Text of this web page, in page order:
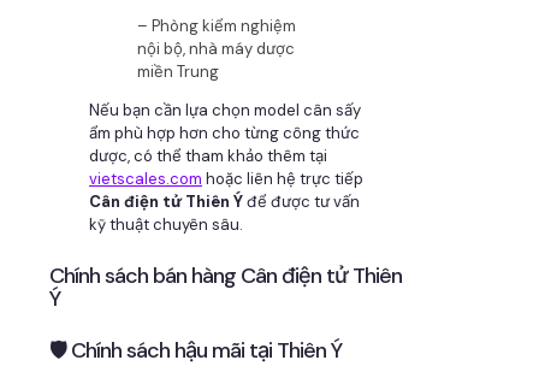
– Phòng kiểm nghiệm
nội bộ, nhà máy dược
miền Trung
Nếu bạn cần lựa chọn model cân sấy
ẩm phù hợp hơn cho từng công thức
dược, có thể tham khảo thêm tại
vietscales.com hoặc liên hệ trực tiếp
Cân điện tử Thiên Ýđể được tư vấn
kỹ thuật chuyên sâu.
Chính sách bán hàng Cân điện tử Thiên
Ý
🛡 Chính sách hậu mãi tại Thiên Ý